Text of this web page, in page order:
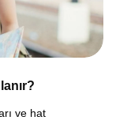
ve hat